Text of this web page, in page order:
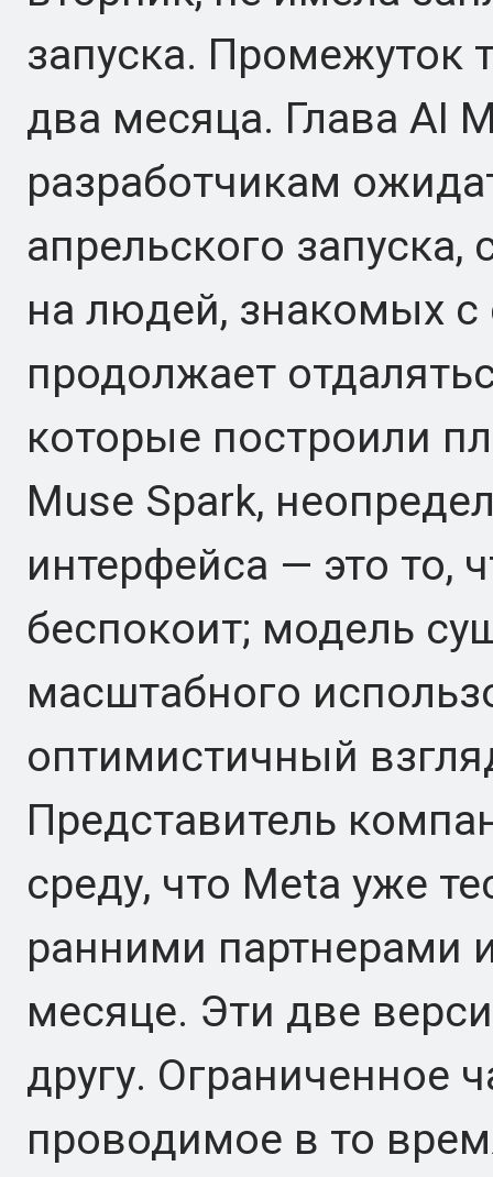
запуска. Промежуток
два месяца. Глава AI
разработчикам
апрельского
на людей, знакомых с
продолжает
которые построили
Muse Spark,
интерфейса — это то,
беспокоит; модель
масштабного
оптимистичный
Представитель
среду, что Meta уже
ранними партнерами
месяце. Эти две
другу. Ограниченное
проводимое в то